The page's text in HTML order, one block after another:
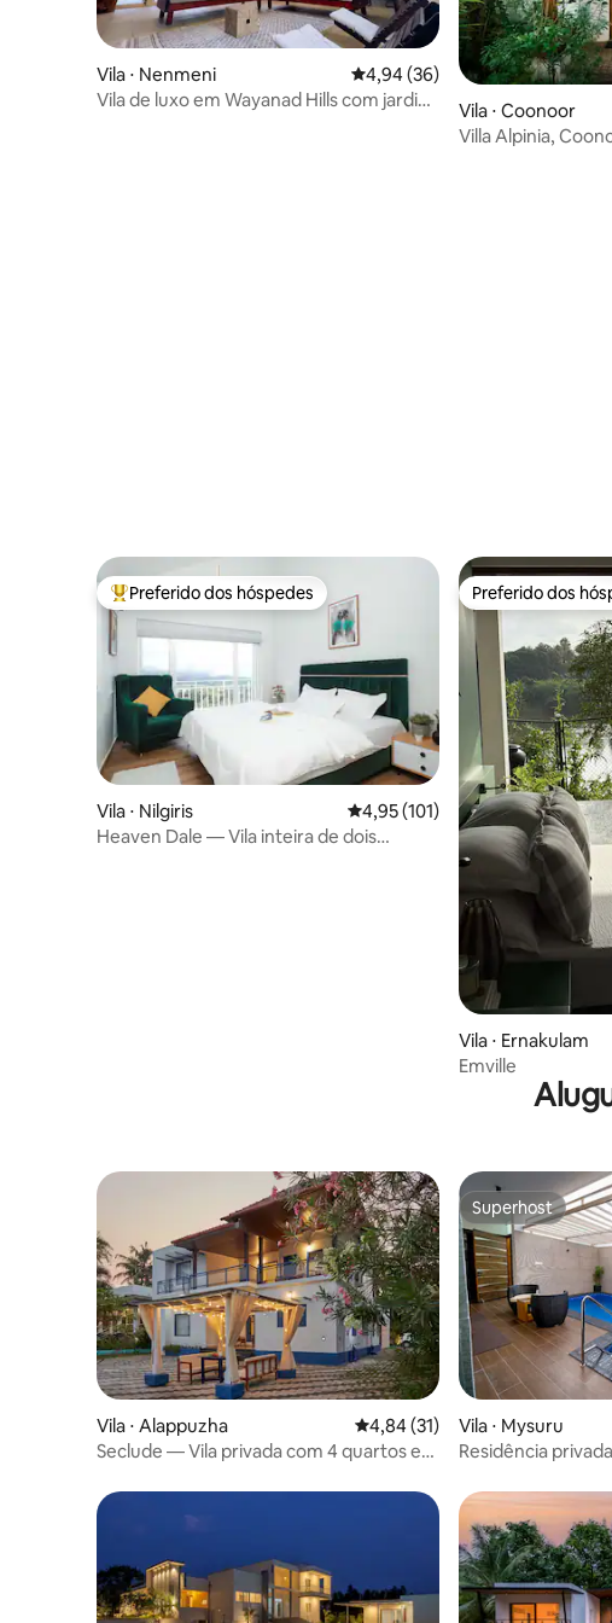
Vila ⋅ Nenmeni 4,94 de uma avaliação média
4,94 (36)
Vila de luxo em Wayanad Hills com jardim
Vila ⋅ Coonoor
Villa Alpinia,
Entre os melhores preferidos dos hóspedes
Preferido dos hóspedes
Vila ⋅ Nilgiris 4,95 de uma avaliação média de
4,95 (101)
Heaven Dale — Vila inteira de dois
Preferido dos
Preferido dos
Vila ⋅ Ernakulam
Emville
Vila ⋅ Alappuzha 4,84 de uma avaliação média
4,84 (31)
Seclude — Vila privada com 4 quartos e
Superhost
Superhost
Vila ⋅ Mysuru
Residência